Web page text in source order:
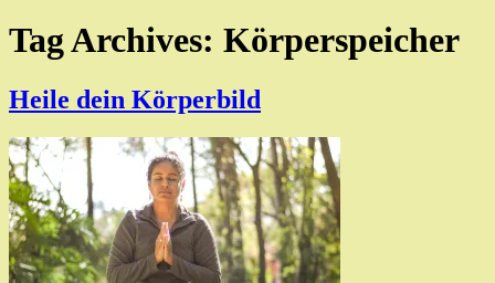
Tag Archives: Körperspeicher
Heile dein Körperbild